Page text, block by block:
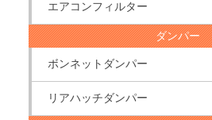
エアコンフィルター
ダンパー
ボンネットダンパー
リアハッチダンパー